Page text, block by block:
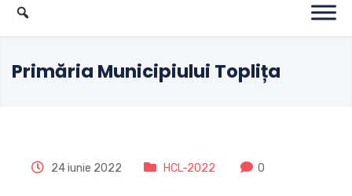
Primăria Municipiului Toplița
24 iunie 2022 HCL-2022 0